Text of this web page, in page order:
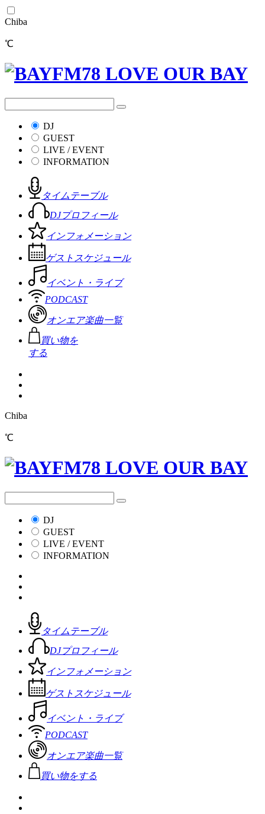
Chiba
℃
DJ
GUEST
LIVE / EVENT
INFORMATION
タイムテーブル
DJプロフィール
インフォメーション
ゲストスケジュール
イベント・ライブ
PODCAST
オンエア楽曲一覧
買い物を
する
Chiba
℃
DJ
GUEST
LIVE / EVENT
INFORMATION
タイムテーブル
DJプロフィール
インフォメーション
ゲストスケジュール
イベント・ライブ
PODCAST
オンエア楽曲一覧
買い物をする